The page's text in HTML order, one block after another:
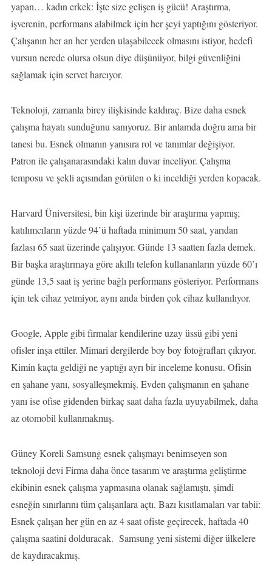
yapan… kadın erkek: İşte size gelişen iş gücü! Araştırma,
işverenin, performans alabilmek için her şeyi yaptığını gösteriyor.
Çalışanın her an her yerden ulaşabilecek olmasını istiyor, hedefi
vursun nerede olursa olsun diye düşünüyor, bilgi güvenliğini
sağlamak için servet harcıyor.
Teknoloji, zamanla birey ilişkisinde kaldıraç. Bize daha esnek
çalışma hayatı sunduğunu sanıyoruz. Bir anlamda doğru ama bir
tanesi bu. Esnek olmanın yanısıra rol ve tanımlar değişiyor.
Patron ile çalışanarasındaki kalın duvar inceliyor. Çalışma
temposu ve şekli açısından görülen o ki inceldiği yerden kopacak.
Harvard Üniversitesi, bin kişi üzerinde bir araştırma yapmış;
katılımcıların yüzde 94’ü haftada minimum 50 saat, yarıdan
fazlası 65 saat üzerinde çalışıyor. Günde 13 saatten fazla demek.
Bir başka araştırmaya göre akıllı telefon kullananların yüzde 60’ı
günde 13,5 saat iş yerine bağlı performans gösteriyor. Performans
için tek cihaz yetmiyor, aynı anda birden çok cihaz kullanılıyor.
Google, Apple gibi firmalar kendilerine uzay üssü gibi yeni
ofisler inşa ettiler. Mimari dergilerde boy boy fotoğrafları çıkıyor.
Kimin kaçta geldiği ne yaptığı ayrı bir inceleme konusu. Ofisin
en şahane yanı, sosyalleşmekmiş. Evden çalışmanın en şahane
yanı ise ofise gidenden birkaç saat daha fazla uyuyabilmek, daha
az otomobil kullanmakmış.
Güney Koreli Samsung esnek çalışmayı benimseyen son
teknoloji devi Firma daha önce tasarım ve araştırma geliştirme
ekibinin esnek çalışma yapmasına olanak sağlamıştı, şimdi
esneğin sınırlarını tüm çalışanlara açtı. Bazı kısıtlamaları var tabii:
Esnek çalışan her gün en az 4 saat ofiste geçirecek, haftada 40
çalışma saatini dolduracak. Samsung yeni sistemi diğer ülkelere
de kaydıracakmış.